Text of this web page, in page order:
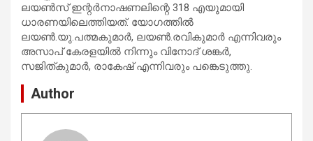
ലയൺസ് ഇന്റർനാഷണലിന്റെ 318 എയുമായി
ധാരണയിലെത്തിയത്. യോഗത്തിൽ
ലയൺ.യു.പത്മകുമാർ, ലയൺ.രവികുമാർ എന്നിവരും
അസാപ് കേരളയിൽ നിന്നും വിനോദ് ശങ്കർ,
സജിത്കുമാർ, രാകേഷ് എന്നിവരും പങ്കെടുത്തു.
Author